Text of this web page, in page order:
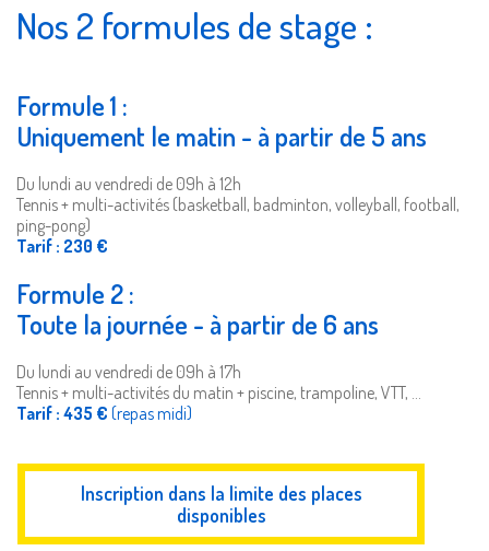
Nos 2 formules de stage :
Formule 1 :
Uniquement le matin - à partir de 5 ans
Du lundi au vendredi de 09h à 12h
Tennis + multi-activités (basketball, badminton, volleyball, football,
ping-pong)
Tarif : 230 €
Formule 2 :
Toute la journée - à partir de 6 ans
Du lundi au vendredi de 09h à 17h
Tennis + multi-activités du matin + piscine, trampoline, VTT, ...
Tarif : 435 € (repas midi)
Inscription dans la limite des places
disponibles